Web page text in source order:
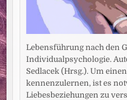
Lebensführung nach den
Individualpsychologie.
Sedlacek (Hrsg.). Um
kennenzulernen, ist es
Liebesbeziehungen zu